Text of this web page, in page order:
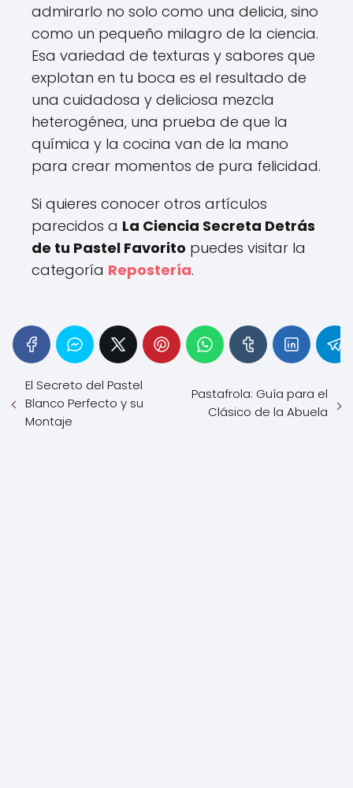
admirarlo no solo como una delicia, sino
como un pequeño milagro de la ciencia.
Esa variedad de texturas y sabores que
explotan en tu boca es el resultado de
una cuidadosa y deliciosa mezcla
heterogénea, una prueba de que la
química y la cocina van de la mano
para crear momentos de pura felicidad.
Si quieres conocer otros artículos
parecidos a La Ciencia Secreta Detrás
de tu Pastel Favorito puedes visitar la
categoría Repostería.
El Secreto del Pastel
Blanco Perfecto y su
Montaje
Pastafrola: Guía para el
Clásico de la Abuela